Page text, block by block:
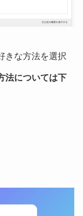
きな方法を選択
法については下